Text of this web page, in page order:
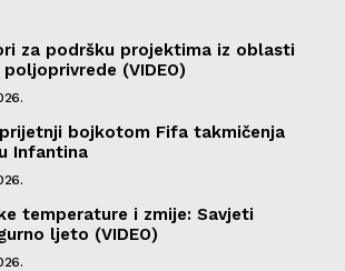
za podršku projektima iz oblasti
(VIDEO)
bojkotom Fifa takmičenja
Infantina
temperature i zmije: Savjeti
ljeto (VIDEO)